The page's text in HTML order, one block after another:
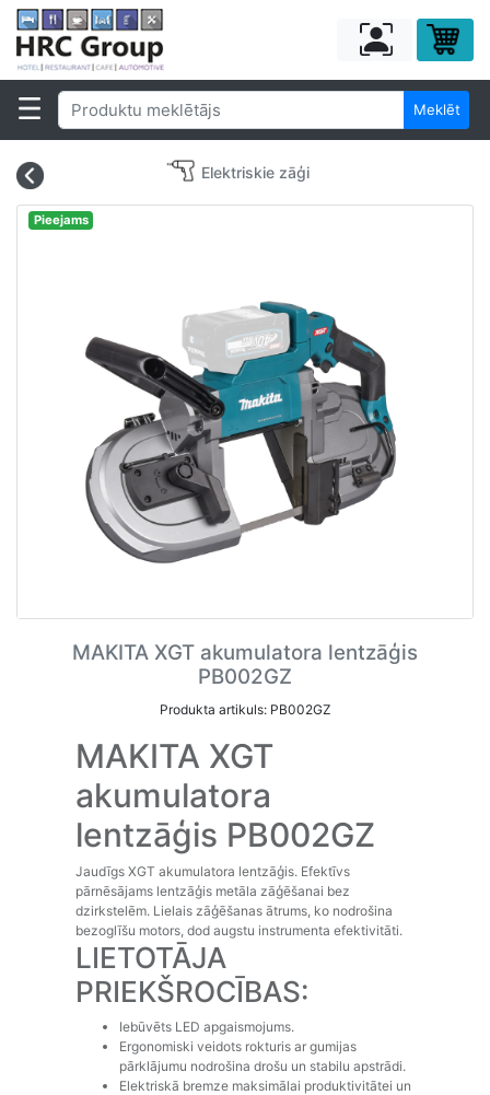
Meklēt
Elektriskie zāģi
Pieejams
MAKITA XGT akumulatora lentzāģis
PB002GZ
Produkta artikuls: PB002GZ
MAKITA XGT
akumulatora
lentzāģis PB002GZ
Jaudīgs XGT akumulatora lentzāģis. Efektīvs
pārnēsājams lentzāģis metāla zāģēšanai bez
dzirkstelēm. Lielais zāģēšanas ātrums, ko nodrošina
bezoglīšu motors, dod augstu instrumenta efektivitāti.
LIETOTĀJA
PRIEKŠROCĪBAS:
Iebūvēts LED apgaismojums.
Ergonomiski veidots rokturis ar gumijas
pārklājumu nodrošina drošu un stabilu apstrādi.
Elektriskā bremze maksimālai produktivitātei un